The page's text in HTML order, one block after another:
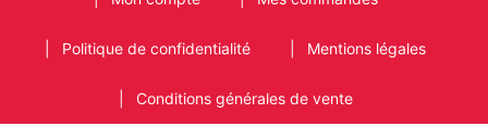
Politique de confidentialité Mentions légales
Conditions générales de vente